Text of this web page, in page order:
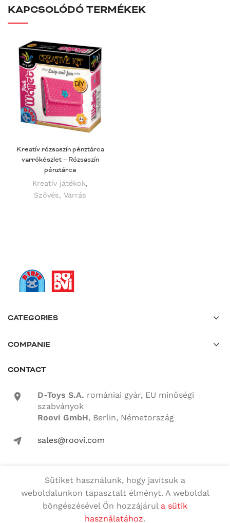
KAPCSOLÓDÓ TERMÉKEK
Kreatív rózsaszín pénztárca
varrókészlet – Rózsaszín
pénztárca
Kreatív játékok,
Szövés, Varrás
CATEGORIES
COMPANIE
CONTACT
location-icon D-Toys S.A. romániai gyár, EU minőségi
szabványok
Roovi GmbH, Berlin, Németország
mail-icon sales@roovi.com
Minden jog fenntartva
Sütiket használunk, hogy javítsuk a
weboldalunkon tapasztalt élményt. A weboldal
böngészésével Ön hozzájárul a sütik
használatához.
Magyar English